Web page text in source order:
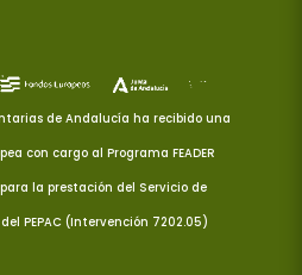
de Andalucía ha recibido una
con cargo al Programa FEADER
la prestación del Servicio de
PEPAC (Intervención 7202.05)